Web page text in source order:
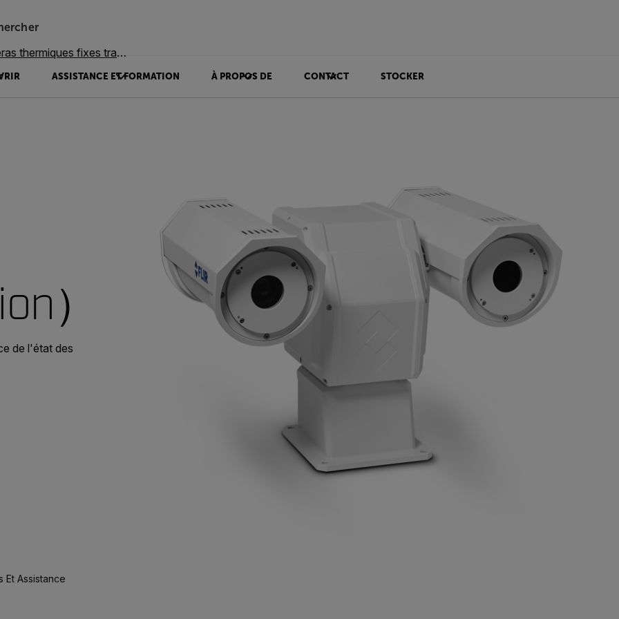
ASSISTANCE ET FORMATION À PROPOS DE CONTACT STOCKER
thermiques fixes traditionnelles
）
de l'état des
Et Assistance